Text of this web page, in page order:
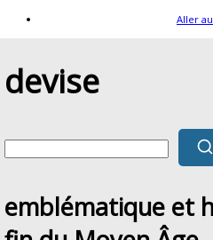
Aller
devise
emblématique et